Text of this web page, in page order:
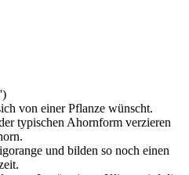
von einer Pflanze wünscht.
typischen Ahornform verzieren
und bilden so noch einen